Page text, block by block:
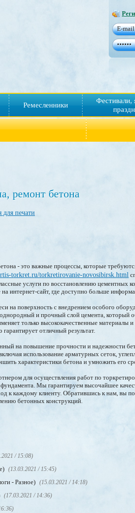
Ремесленники
Фестивали,
ремонт бетона
для печати
- это важные процессы, которые
torkret.ru/torkretirovanie-novosibirsk.html
услуги по восстановлению цементных
интернет-сайт, где доступно больше
на поверхность с внедрением особого
и прочный слой цемента, который
только высококачественные материалы
отличный результат.
на повышение прочности и надежности
использование арматурных сеток,
характеристики бетона и умножить его
для осуществления работ по
Мы гарантируем высочайшее
к каждому клиенту. Обратившись к нам, вы
бетонных конструкций.
/ 15:08)
(13.03.2021 / 15:45)
- Разное) (15.03.2021 / 14:18)
(17.03.2021 / 14:36)